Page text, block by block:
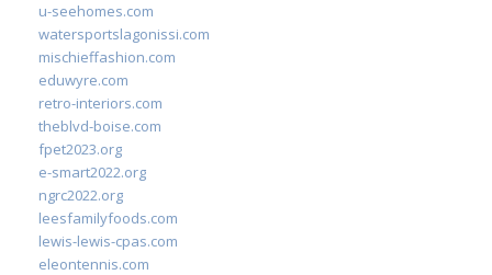
u-seehomes.com
watersportslagonissi.com
mischieffashion.com
eduwyre.com
retro-interiors.com
theblvd-boise.com
fpet2023.org
e-smart2022.org
ngrc2022.org
leesfamilyfoods.com
lewis-lewis-cpas.com
eleontennis.com